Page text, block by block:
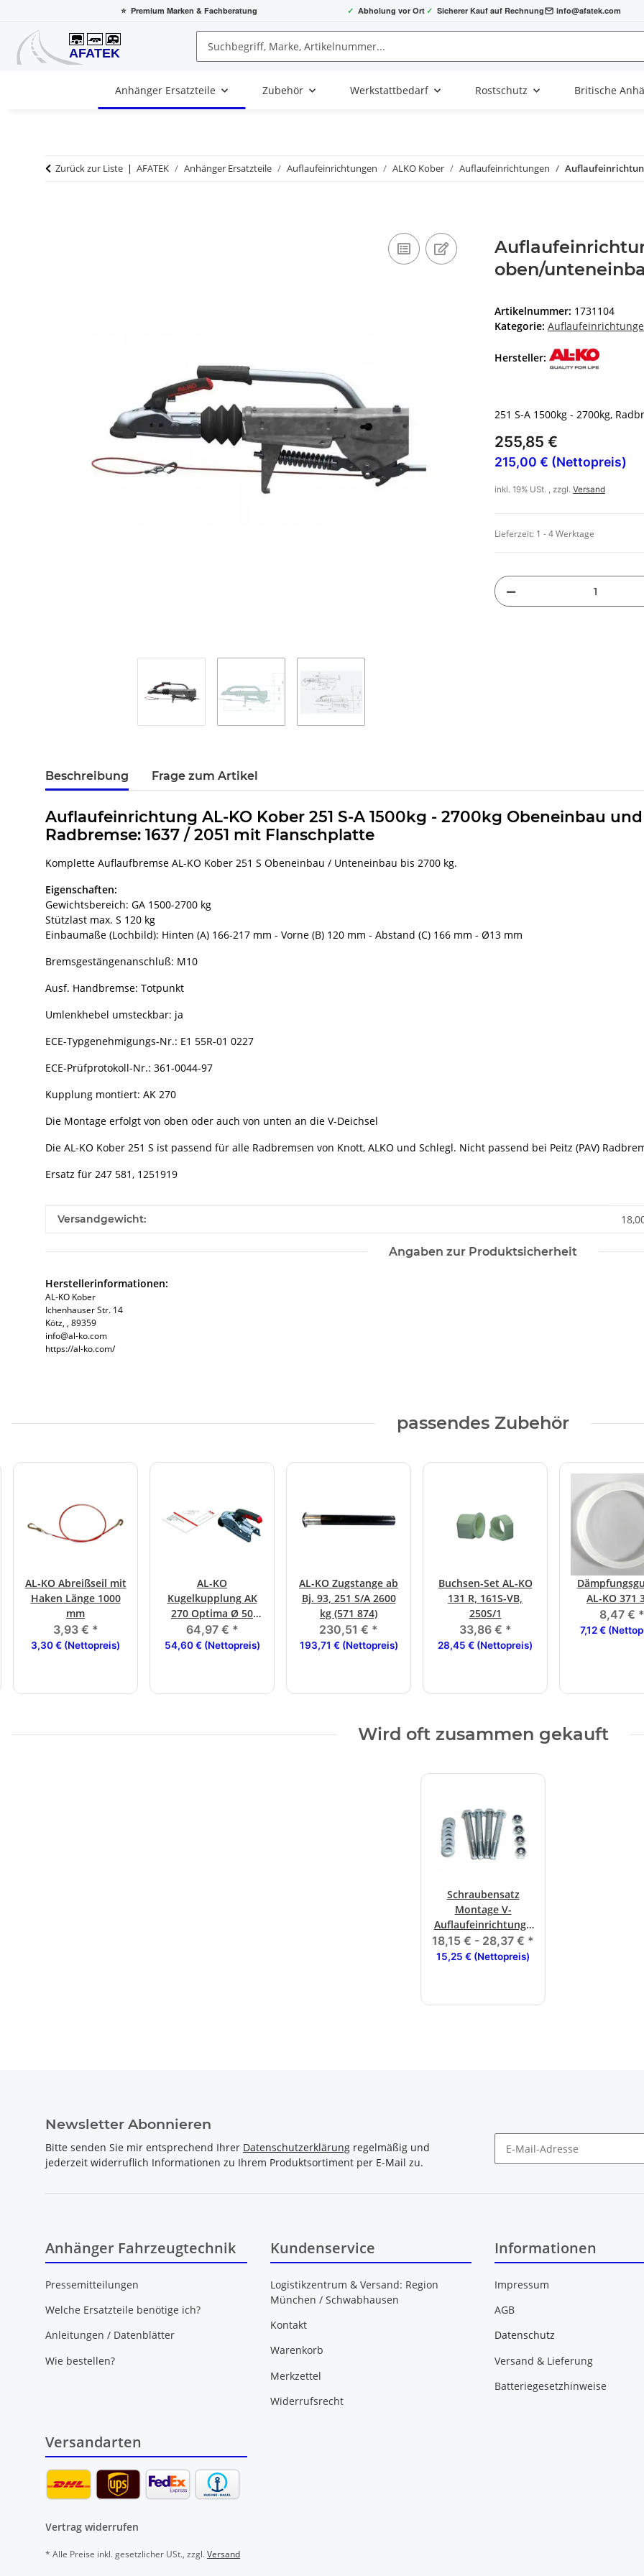
⭐ Premium Marken & Fachberatung ✓ Abholung vor Ort ✓ Sicherer Kauf auf Rechnung info@afatek.com
Anhänger Ersatzteile Zubehör Werkstattbedarf Rostschutz Britische
Zurück zur Liste AFATEK Anhänger Ersatzteile Auflaufeinrichtungen ALKO Kober Auflaufeinrichtungen
oben/
Artikelnummer: 1731104
Kategorie:
Hersteller:
251 S-A 1500kg - 2700kg,
255,85 €
215,00 € (Nettopreis)
inkl. 19% USt. , zzgl. Versand
Lieferzeit: 1 - 4 Werktage
Beschreibung Frage zum Artikel
Auflaufeinrichtung AL-KO Kober 251 S-A 1500kg - 2700kg Obeneinbau
Radbremse: 1637 / 2051 mit Flanschplatte
Komplette Auflaufbremse AL-KO Kober 251 S Obeneinbau / Unteneinbau bis 2700 kg.
Eigenschaften:
Gewichtsbereich: GA 1500-2700 kg
Stützlast max. S 120 kg
Einbaumaße (Lochbild): Hinten (A) 166-217 mm - Vorne (B) 120 mm - Abstand (C) 166 mm - Ø13 mm
Bremsgestängenanschluß: M10
Ausf. Handbremse: Totpunkt
Umlenkhebel umsteckbar: ja
ECE-Typgenehmigungs-Nr.: E1 55R-01 0227
ECE-Prüfprotokoll-Nr.: 361-0044-97
Kupplung montiert: AK 270
Die Montage erfolgt von oben oder auch von unten an die V-Deichsel
Die AL-KO Kober 251 S ist passend für alle Radbremsen von Knott, ALKO und Schlegl. Nicht passend bei Peitz (PAV)
Ersatz für 247 581, 1251919
Produkteigenschaft
Wert
Versandgewicht:
Angaben zur Produktsicherheit
Herstellerinformationen:
AL-KO Kober
Ichenhauser Str. 14
Kötz, , 89359
info@al-ko.com
https://al-ko.com/
passendes Zubehör
AL-KO Abreißseil mit
Haken Länge 1000
mm
3,93 € *
3,30 € (Nettopreis)
AL-KO
Kugelkupplung AK
270 Optima Ø 50
mm
64,97 € *
54,60 € (Nettopreis)
AL-KO Zugstange ab
Bj. 93, 251 S/A 2600
kg (571 874)
230,51 € *
193,71 € (Nettopreis)
Buchsen-Set AL-KO
131 R, 161S-VB,
250S/1
33,86 € *
28,45 € (Nettopreis)
AL-KO 371
8,47 € *
7,12 €
Wird oft zusammen gekauft
Schraubensatz
Montage V-
Auflaufeinrichtung /
Zugholm
18,15 € - 28,37 € *
15,25 € (Nettopreis)
Newsletter Abonnieren
Bitte senden Sie mir entsprechend Ihrer Datenschutzerklärung regelmäßig und
jederzeit widerruflich Informationen zu Ihrem Produktsortiment per E-Mail zu.
Anhänger Fahrzeugtechnik
Pressemitteilungen
Welche Ersatzteile benötige ich?
Anleitungen / Datenblätter
Wie bestellen?
Kundenservice
Logistikzentrum & Versand: Region
München / Schwabhausen
Kontakt
Warenkorb
Merkzettel
Widerrufsrecht
Informationen
Impressum
AGB
Datenschutz
Versand & Lieferung
Batteriegesetzhinweise
Versandarten
Vertrag widerrufen
* Alle Preise inkl. gesetzlicher USt., zzgl.Versand